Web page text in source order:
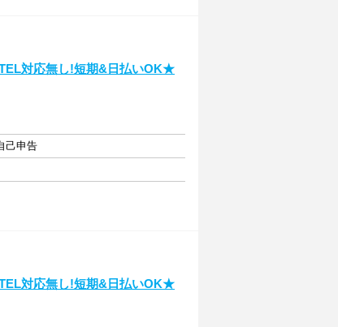
対応無し!短期&日払いOK★
己申告
対応無し!短期&日払いOK★